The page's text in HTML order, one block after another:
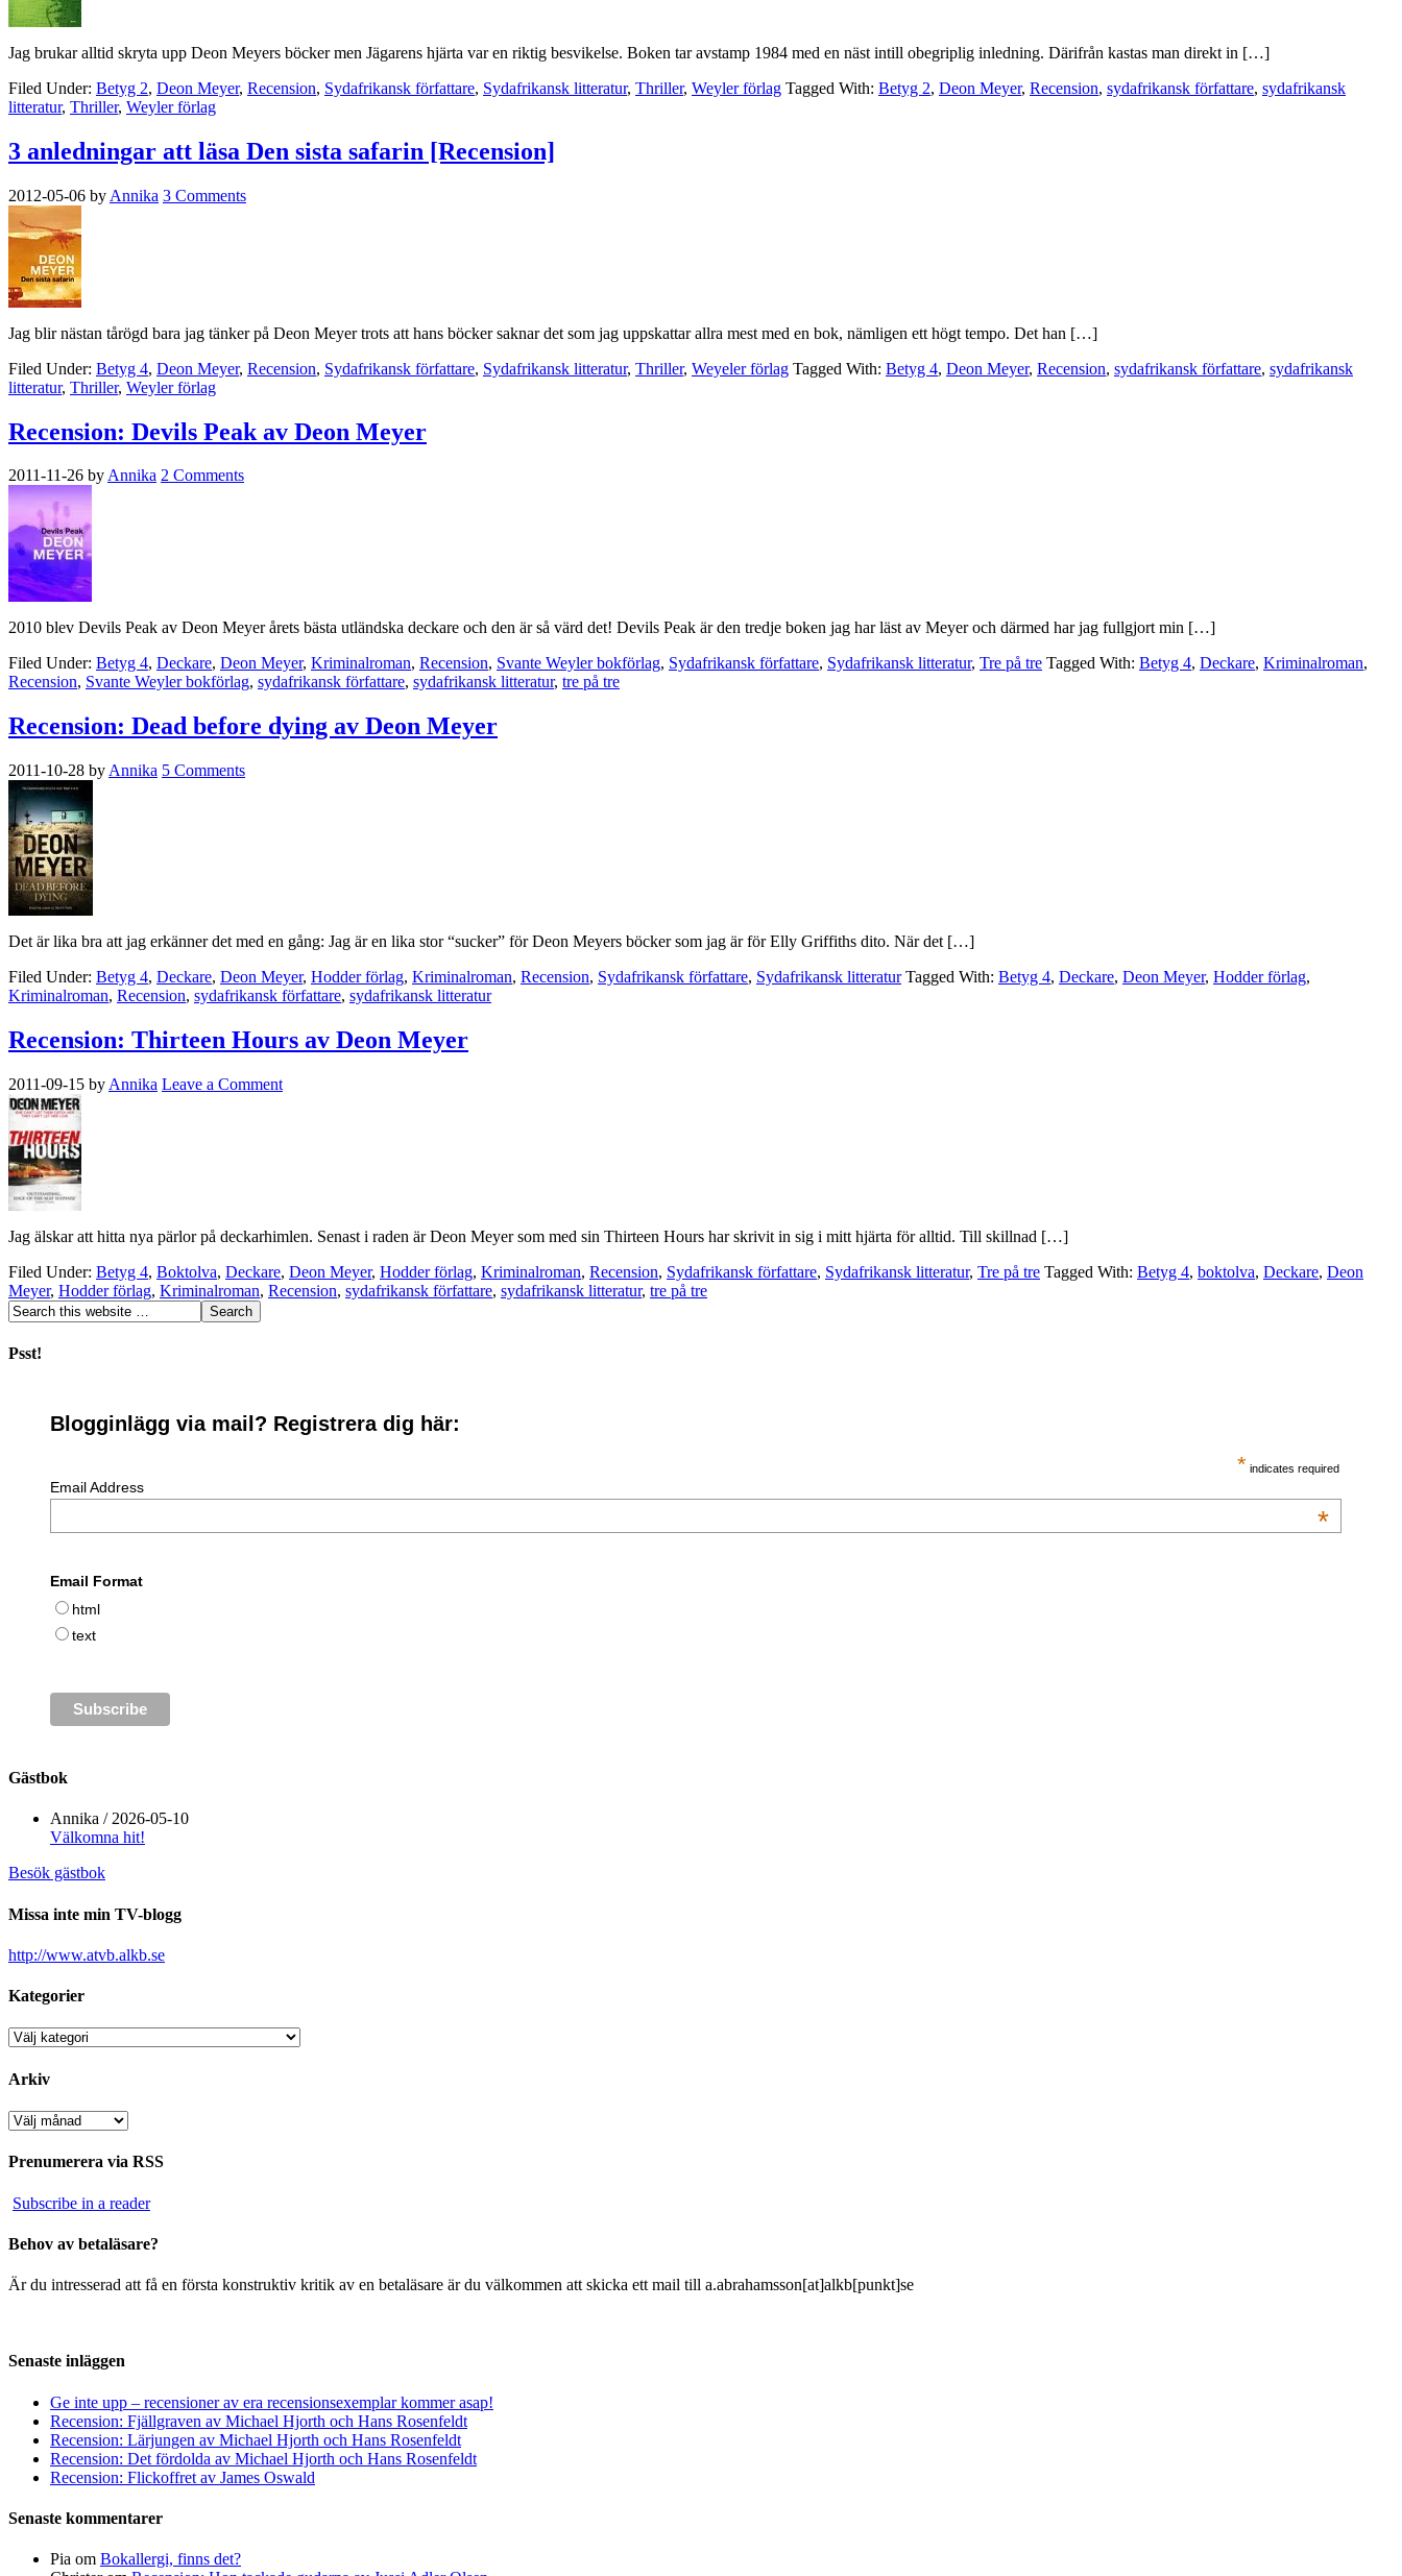
Jag brukar alltid skryta upp Deon Meyers böcker men Jägarens hjärta var en riktig besvikelse. Boken tar avstamp 1984 med en näst intill obegriplig inledning. Därifrån kastas man direkt in […]
Filed Under: Betyg 2, Deon Meyer, Recension, Sydafrikansk författare, Sydafrikansk litteratur, Thriller, Weyler förlag Tagged With: Betyg 2, Deon Meyer, Recension, sydafrikansk författare, sydafrikansk
litteratur, Thriller, Weyler förlag
3 anledningar att läsa Den sista safarin [Recension]
2012-05-06 by Annika 3 Comments
Jag blir nästan tårögd bara jag tänker på Deon Meyer trots att hans böcker saknar det som jag uppskattar allra mest med en bok, nämligen ett högt tempo. Det han […]
Filed Under: Betyg 4, Deon Meyer, Recension, Sydafrikansk författare, Sydafrikansk litteratur, Thriller, Weyeler förlag Tagged With: Betyg 4, Deon Meyer, Recension, sydafrikansk författare, sydafrikansk
litteratur, Thriller, Weyler förlag
Recension: Devils Peak av Deon Meyer
2011-11-26 byAnnika 2 Comments
2010 blev Devils Peak av Deon Meyer årets bästa utländska deckare och den är så värd det! Devils Peak är den tredje boken jag har läst av Meyer och därmed har jag fullgjort min […]
Filed Under: Betyg 4, Deckare, Deon Meyer, Kriminalroman, Recension, Svante Weyler bokförlag, Sydafrikansk författare, Sydafrikansk litteratur, Tre på tre Tagged With: Betyg 4, Deckare, Kriminalroman,
Recension, Svante Weyler bokförlag, sydafrikansk författare, sydafrikansk litteratur, tre på tre
Recension: Dead before dying av Deon Meyer
2011-10-28 by Annika 5 Comments
Det är lika bra att jag erkänner det med en gång: Jag är en lika stor “sucker” för Deon Meyers böcker som jag är för Elly Griffiths dito. När det […]
Filed Under: Betyg 4, Deckare, Deon Meyer, Hodder förlag, Kriminalroman, Recension, Sydafrikansk författare, Sydafrikansk litteratur Tagged With: Betyg 4, Deckare, Deon Meyer, Hodder förlag,
Kriminalroman, Recension, sydafrikansk författare, sydafrikansk litteratur
Recension: Thirteen Hours av Deon Meyer
2011-09-15 by Annika Leave a Comment
Jag älskar att hitta nya pärlor på deckarhimlen. Senast i raden är Deon Meyer som med sin Thirteen Hours har skrivit in sig i mitt hjärta för alltid. Till skillnad […]
Filed Under: Betyg 4, Boktolva, Deckare, Deon Meyer, Hodder förlag, Kriminalroman, Recension, Sydafrikansk författare, Sydafrikansk litteratur, Tre på tre Tagged With: Betyg 4, boktolva, Deckare, Deon
Meyer, Hodder förlag, Kriminalroman, Recension, sydafrikansk författare, sydafrikansk litteratur, tre på tre
Psst!
Blogginlägg via mail? Registrera dig här:
* indicates required
Email Address
*
Email Format
html
text
Gästbok
Annika /2026-05-10
Välkomna hit!
Besök gästbok
Missa inte min TV-blogg
http://www.atvb.alkb.se
Kategorier
Kategorier
Arkiv
Arkiv
Prenumerera via RSS
Subscribe in a reader
Behov av betaläsare?
Är du intresserad att få en första konstruktiv kritik av en betaläsare är du välkommen att skicka ett mail till a.abrahamsson[at]alkb[punkt]se
Senaste inläggen
Ge inte upp – recensioner av era recensionsexemplar kommer asap!
Recension: Fjällgraven av Michael Hjorth och Hans Rosenfeldt
Recension: Lärjungen av Michael Hjorth och Hans Rosenfeldt
Recension: Det fördolda av Michael Hjorth och Hans Rosenfeldt
Recension: Flickoffret av James Oswald
Senaste kommentarer
Pia om Bokallergi, finns det?